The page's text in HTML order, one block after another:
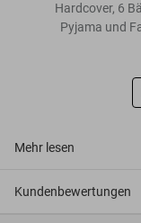
Hardcover, 6
Pyjama und
Mehr lesen
Kundenbewertungen